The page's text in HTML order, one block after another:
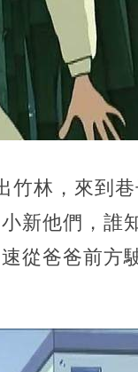
竹林，來到
新他們，誰
從爸爸前方